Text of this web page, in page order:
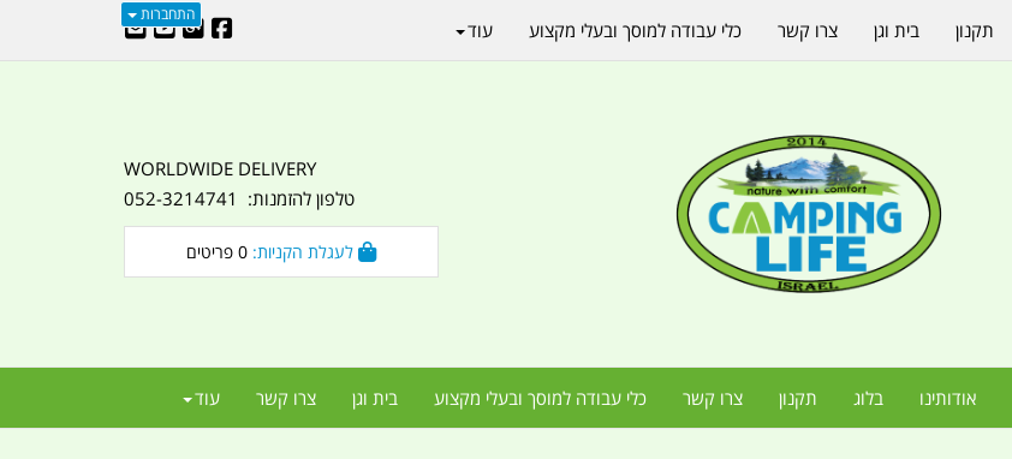
התחברות
WORLDWIDE DELIVERY
טלפון להזמנות: 052-3214741
0
אודותינו בלוג תקנון צרו קשר כלי עבודה למוסך ובעלי מקצוע בית וגן צרו קשר עוד
תקנון בית וגן צרו קשר כלי עבודה למוסך ובעלי מקצוע עוד